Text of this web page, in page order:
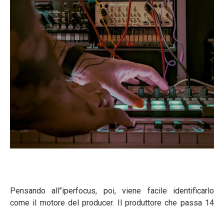
Pensando all’’iperfocus, poi, viene facile identificarlo
come il motore del producer. Il produttore che passa 14